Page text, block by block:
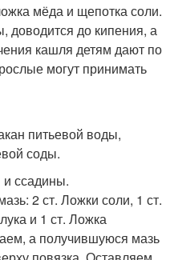
мёда и щепотка соли.
доводится до кипения, а
кашля детям дают по
могут принимать
питьевой воды,
соды.
ссадины.
2 ст. Ложки соли, 1 ст.
и 1 ст. Ложка
а получившуюся мазь